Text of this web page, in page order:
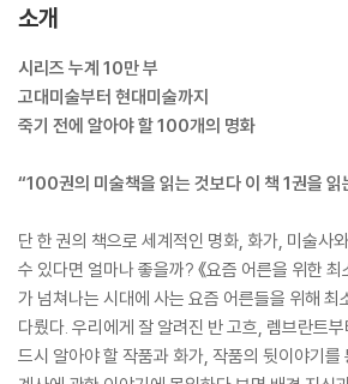
소개
시리즈 누계 10만 부
고대미술부터 현대미술까지
죽기 전에 알아야 할 100개의 명화
“100권의 미술책을 읽는 것보다 이 책 1권을 읽
단 한 권의 책으로 세계적인 명화, 화가, 미술사
수 있다면 얼마나 좋을까? 《요즘 어른을 위한
가 넘쳐나는 시대에 사는 요즘 어른들을 위해 최
다뤘다. 우리에게 잘 알려진 반 고흐, 렘브란트
드시 알아야 할 작품과 화가, 작품의 뒷이야기를